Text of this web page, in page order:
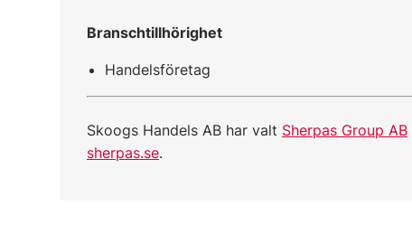
Branschtillhörighet
Handelsföretag
Skoogs Handels AB har valt Sherpas Group AB
sherpas.se.